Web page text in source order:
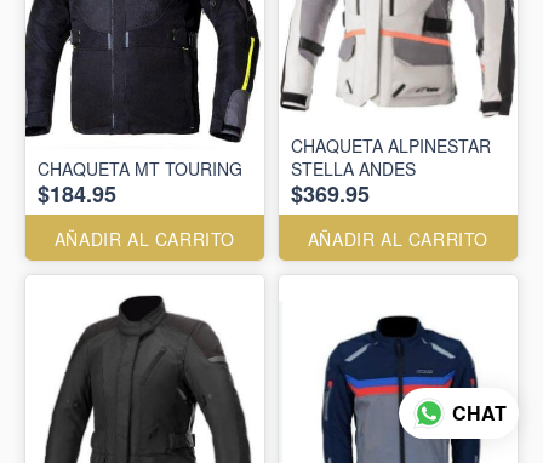
CHAQUETA MT TOURING
$184.95
AÑADIR AL CARRITO
CHAQUETA ALPINESTAR
STELLA ANDES
$369.95
AÑADIR AL CARRITO
CHAT